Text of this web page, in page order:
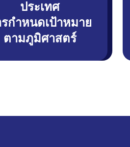
ประเทศ
กำหนดเป้าหมาย
ตามภูมิศาสตร์